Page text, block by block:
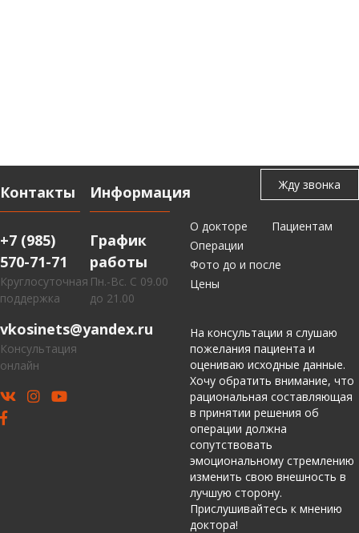
Контакты
+7 (985)
570-71-71
Круглосуточная
поддержка
vkosinets@yandex.ru
Консультация
онлайн
Информация
График
работы
Пн.-Вс. С 09.00
до 21.00
О докторе
Пациентам
Операции
Фото до и после
Цены
На консультации я слушаю
пожелания пациента и
оцениваю исходные данные.
Хочу обратить внимание, что
рациональная составляющая
в принятии решения об
операции должна
сопутствовать
эмоциональному стремлению
изменить свою внешность в
лучшую сторону.
Прислушивайтесь к мнению
доктора!